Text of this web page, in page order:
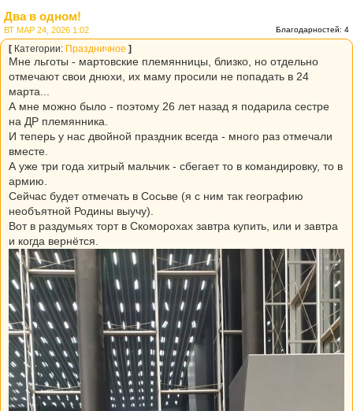
Два в одном!
Благодарностей: 4
ВТ МАР 24, 2026 1:02
[ Категории: Праздничное ]
Мне льготы - мартовские племянницы, близко, но отдельно
отмечают свои днюхи, их маму просили не попадать в 24
марта...
А мне можно было - поэтому 26 лет назад я подарила сестре
на ДР племянника.
И теперь у нас двойной праздник всегда - много раз отмечали
вместе.
А уже три года хитрый мальчик - сбегает то в командировку, то в
армию.
Сейчас будет отмечать в Сосьве (я с ним так географию
необъятной Родины выучу).
Вот в раздумьях торт в Скоморохах завтра купить, или и завтра
и когда вернётся.